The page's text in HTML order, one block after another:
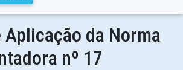
Aplicação da Norma
nº 17